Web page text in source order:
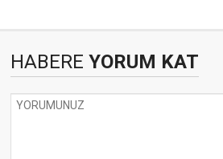
HABERE YORUM KAT